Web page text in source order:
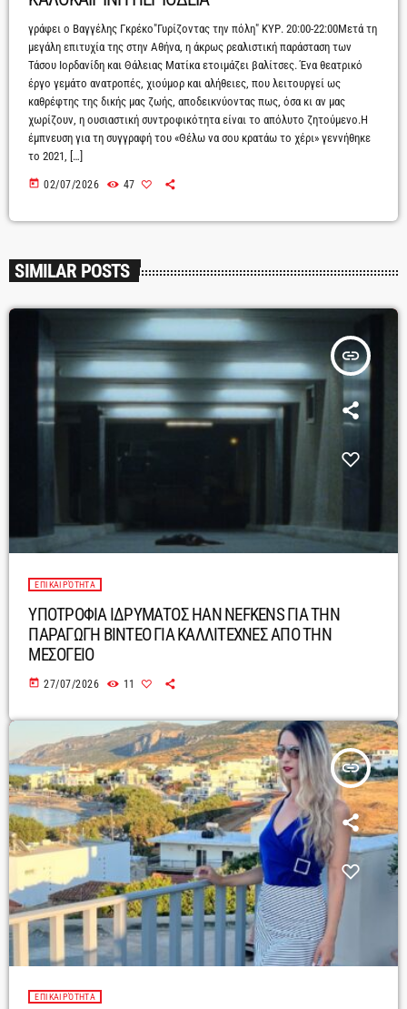
γράφει ο Βαγγέλης Γκρέκο"Γυρίζοντας την πόλη" ΚΥΡ. 20:00-22:00Μετά τη
μεγάλη επιτυχία της στην Αθήνα, η άκρως ρεαλιστική παράσταση των
Τάσου Ιορδανίδη και Θάλειας Ματίκα ετοιμάζει βαλίτσες. Ένα θεατρικό
έργο γεμάτο ανατροπές, χιούμορ και αλήθειες, που λειτουργεί ως
καθρέφτης της δικής μας ζωής, αποδεικνύοντας πως, όσα κι αν μας
χωρίζουν, η ουσιαστική συντροφικότητα είναι το απόλυτο ζητούμενο.Η
έμπνευση για τη συγγραφή του «Θέλω να σου κρατάω το χέρι» γεννήθηκε
το 2021, […]
today 02/07/2026 47
SIMILAR POSTS
insert_link
ΕΠΙΚΑΙΡΌΤΗΤΑ
ΥΠΟΤΡΟΦΙΑ ΙΔΡΥΜΑΤΟΣ HAN NEFKENS ΓΙΑ ΤΗΝ
ΠΑΡΑΓΩΓΗ ΒΙΝΤΕΟ ΓΙΑ ΚΑΛΛΙΤΕΧΝΕΣ ΑΠΟ ΤΗΝ
ΜΕΣΟΓΕΙΟ
today 27/07/2026 11
insert_link
ΕΠΙΚΑΙΡΌΤΗΤΑ